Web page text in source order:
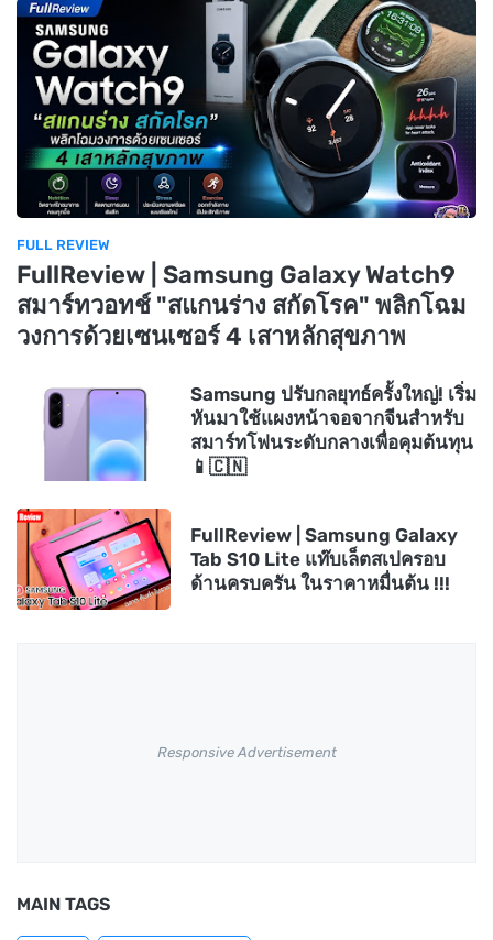
FULL REVIEW
FullReview | Samsung Galaxy Watch9
สมาร์ทวอทช์ "สแกนร่าง สกัดโรค" พลิกโฉม
วงการด้วยเซนเซอร์ 4 เสาหลักสุขภาพ
Samsung ปรับกลยุทธ์ครั้งใหญ่! เริ่ม
หันมาใช้แผงหน้าจอจากจีนสำหรับ
สมาร์ทโฟนระดับกลางเพื่อคุมต้นทุน
📱🇨🇳
FullReview | Samsung Galaxy
Tab S10 Lite แท๊บเล็ตสเปครอบ
ด้านครบครัน ในราคาหมื่นต้น !!!
Responsive Advertisement
MAIN TAGS